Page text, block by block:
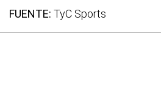
FUENTE: TyC Sports